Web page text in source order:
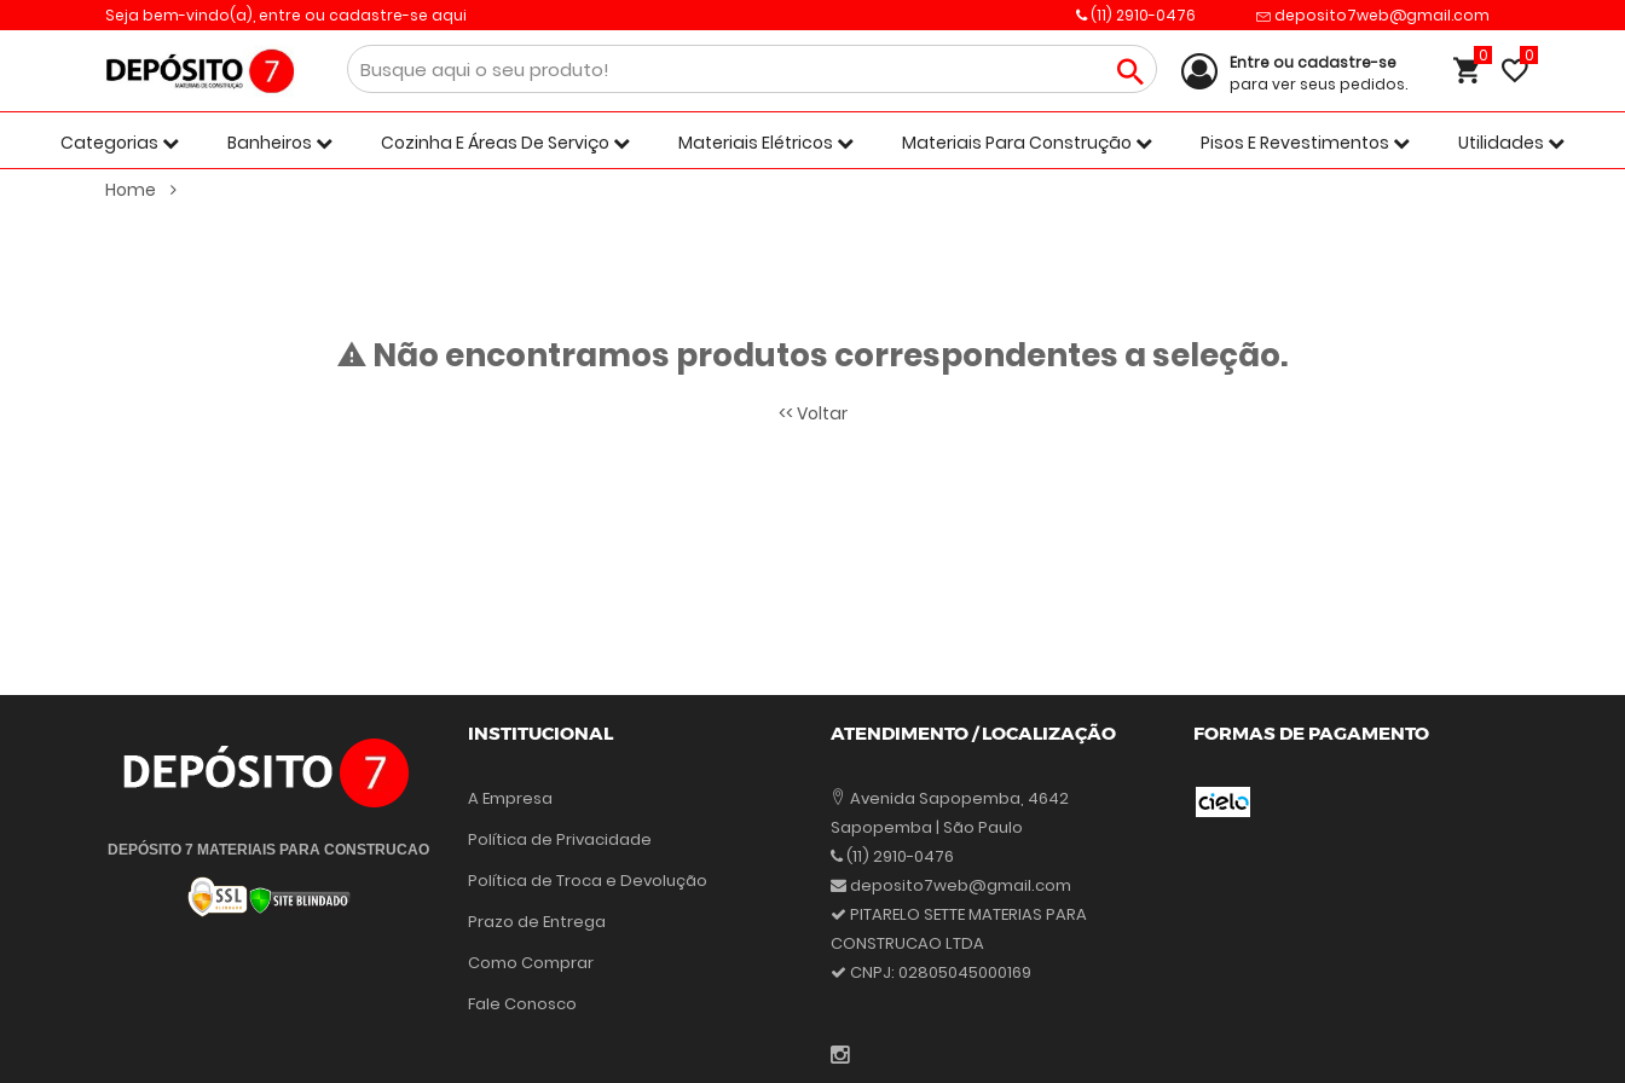
Seja bem-vindo(a), entre ou cadastre-se aqui (11) 2910-0476 deposito7web@gmail.com
Entre ou cadastre-se
para ver seus pedidos.
0
Categorias Banheiros Cozinha E Áreas De Serviço Materiais Elétricos Materiais Para Construção Pisos E Revestimentos
Utilidades
Home
Não encontramos produtos correspondentes a seleção.
<< Voltar
DEPÓSITO 7 MATERIAIS PARA CONSTRUCAO
INSTITUCIONAL
A Empresa
Política de Privacidade
Política de Troca e Devolução
Prazo de Entrega
Como Comprar
Fale Conosco
ATENDIMENTO / LOCALIZAÇÃO
Avenida Sapopemba, 4642
Sapopemba | São Paulo
(11) 2910-0476
deposito7web@gmail.com
PITARELO SETTE MATERIAS PARA
CONSTRUCAO LTDA
CNPJ: 02805045000169
FORMAS DE PAGAMENTO